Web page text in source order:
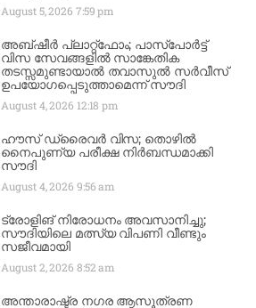
August 5, 2026 7:59 pm
അബ്ഷീർ പ്ലാറ്റ്‌ഫോം; പാസ്‌പോർട്ട്
വിസ സേവങ്ങളിൽ സാങ്കേതിക
തടസ്സമുണ്ടായാൽ തവാസുൽ സർവീസ്
ഉപയോഗപ്പെടുത്താമെന്ന് സൗദി
August 4, 2026 12:18 pm
ഹൗസ് ഡ്രൈവർ വിസ; തൊഴിൽ
നൈപുണ്യ പരീക്ഷ നിർബന്ധമാക്കി
സൗദി
August 4, 2026 9:56 am
ട്രോളിങ് നിരോധനം അവസാനിച്ചു;
സൗദിയിലെ മത്സ്യ വിപണി വീണ്ടും
സജീവമായി
August 2, 2026 8:52 am
അന്താരാഷ്ട്ര നഗര ആസൂത്രണ